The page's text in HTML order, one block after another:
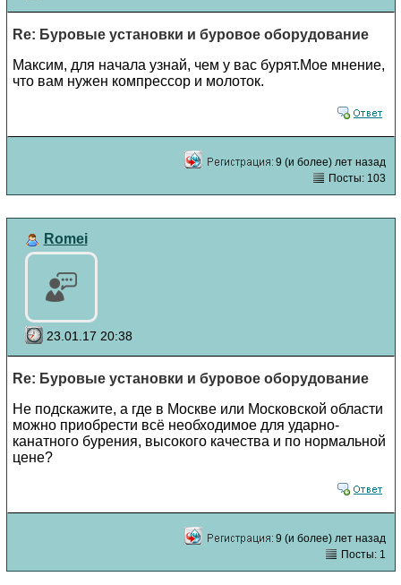
Re: Буровые установки и буровое оборудование
Максим, для начала узнай, чем у вас бурят.Мое мнение,
что вам нужен компрессор и молоток.
9 (и более) лет назад
Посты: 103
Romei
23.01.17 20:38
Re: Буровые установки и буровое оборудование
Не подскажите, а где в Москве или Московской области
можно приобрести всё необходимое для ударно-
канатного бурения, высокого качества и по нормальной
цене?
9 (и более) лет назад
Посты: 1